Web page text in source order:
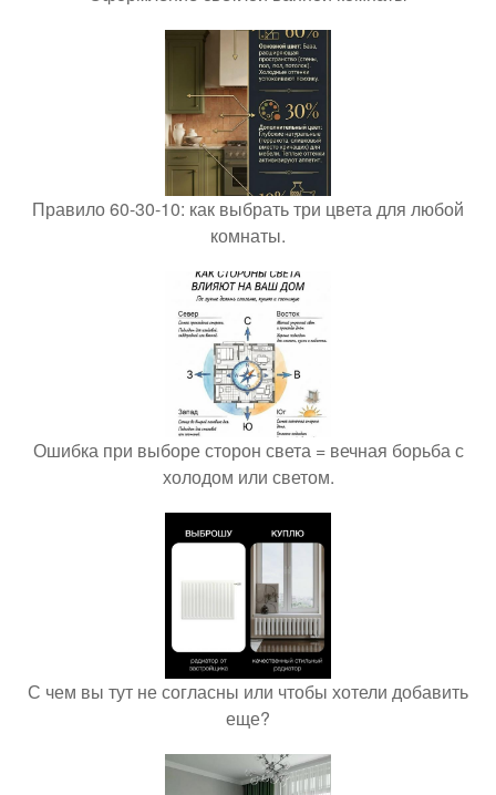
Правило 60-30-10: как выбрать три цвета для любой
комнаты.
Ошибка при выборе сторон света = вечная борьба с
холодом или светом.
С чем вы тут не согласны или чтобы хотели добавить
еще?